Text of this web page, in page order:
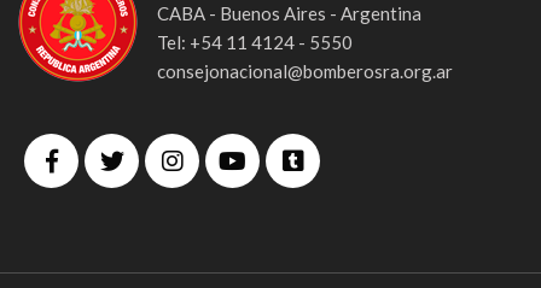
CABA - Buenos Aires - Argentina
Tel: +54 11 4124 - 5550
consejonacional@bomberosra.org.ar